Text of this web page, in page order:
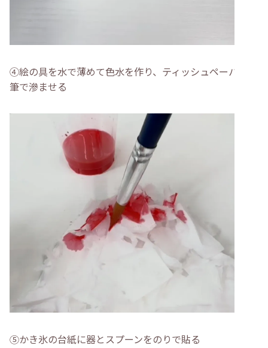
④絵の具を水で薄めて色水を作り、ティッシュペーパーに
筆で滲ませる
⑤かき氷の台紙に器とスプーンをのりで貼る